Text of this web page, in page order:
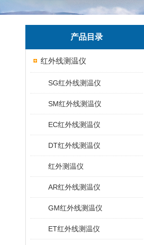
产品目录
红外线测温仪
SG红外线测温仪
SM红外线测温仪
EC红外线测温仪
DT红外线测温仪
红外测温仪
AR红外线测温仪
GM红外线测温仪
ET红外线测温仪